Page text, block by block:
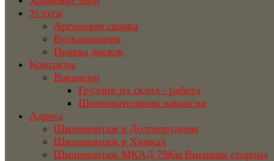
Услуги
Аргоновая сварка
Вулканизация
Правка дисков
Контакты
Вакансии
Грузчик на склад - работа
Шиномонтажник вакансия
Адреса
Шиномонтаж в Долгопрудном
Шиномонтаж в Химках
Шиномонтаж МКАД 79Км Внешняя сторона